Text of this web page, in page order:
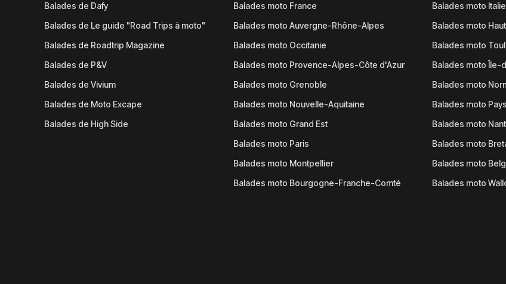
Balades de Dafy
Balades de Le guide "Road Trips à moto"
Balades de Roadtrip Magazine
Balades de P&V
Balades de Vivium
Balades de Moto Excape
Balades de High Side
Balades moto France
Balades moto Auvergne-Rhône-Alpes
Balades moto Occitanie
Balades moto Provence-Alpes-Côte d'Azur
Balades moto Grenoble
Balades moto Nouvelle-Aquitaine
Balades moto Grand Est
Balades moto Paris
Balades moto Montpellier
Balades moto Bourgogne-Franche-Comté
Balades moto Italie
Balades moto
Balades moto
Balades moto Île-
Balades moto
Balades moto
Balades moto
Balades moto
Balades moto
Balades moto